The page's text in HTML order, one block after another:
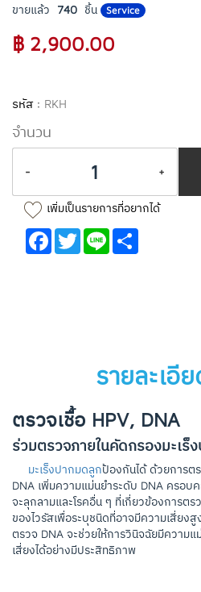
ขายแล้ว
740 ชิ้น Service
฿ 2,900.00
รหัส : RKH
จำนวน
- +
เพิ่มเป็นรายการที่อยากได้
Facebook
TwitterLine
รายละเอี
ตรวจเชื้อ HPV, DNA
ร่วมตรวจภายในคัดกรองมะเร็
มะเร็งปากมดลูกป้องกันได้ ด้วยการต
DNA เพิ่มความแม่นยำระดับ DNA ครอบ
จะลุกลามและโรคอื่น ๆ ที่เกี่ยวข้องการตร
ของไวรัสเพื่อระบุชนิดที่อาจมีความเสี่ยงสู
ตรวจ DNA จะช่วยให้การวินิจฉัยมีความ
เสี่ยงได้อย่างมีประสิทธิภาพ